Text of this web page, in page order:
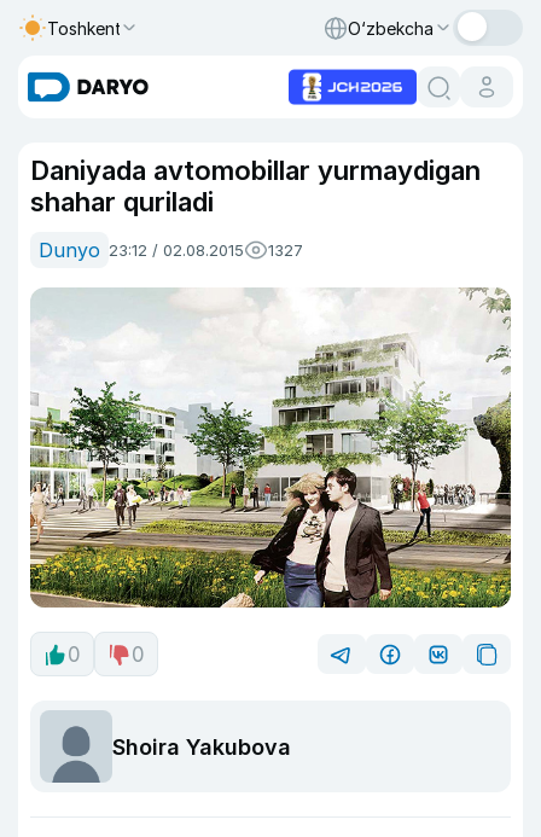
Toshkent O‘zbekcha
Daniyada avtomobillar yurmaydigan
shahar quriladi
Dunyo 23:12 / 02.08.2015 1327
0 0
Shoira Yakubova